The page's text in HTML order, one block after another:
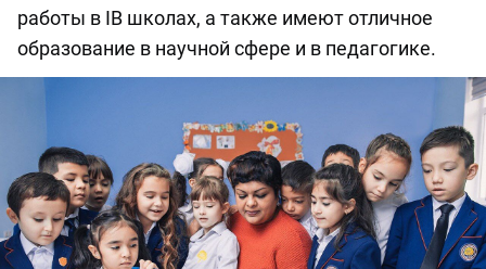
работы в IB школах, а также имеют отличное
образование в научной сфере и в педагогике.